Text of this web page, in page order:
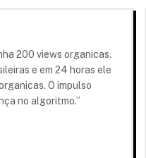
200 views organicas.
e em 24 horas ele
O impulso
no algoritmo.”